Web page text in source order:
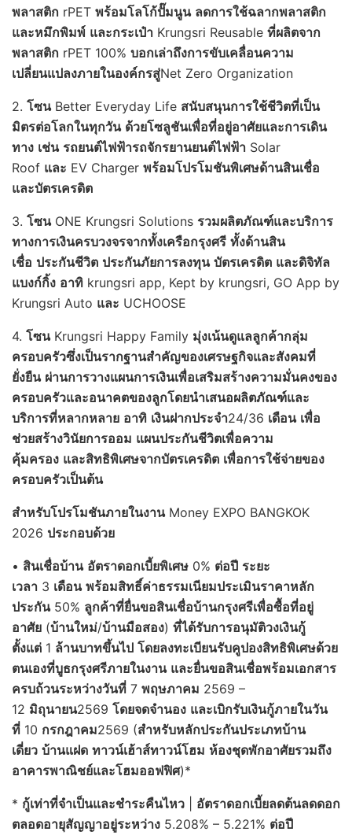
พลาสติก rPET พร้อมโลโก้ปั๊มนูน ลดการใช้ฉลากพลาสติก
และหมึกพิมพ์ และกระเป๋า Krungsri Reusable ที่ผลิตจาก
พลาสติก rPET 100% บอกเล่าถึงการขับเคลื่อนความ
เปลี่ยนแปลงภายในองค์กรสู่Net Zero Organization
2. โซนBetter Everyday Life สนับสนุนการใช้ชีวิตที่เป็น
มิตรต่อโลกในทุกวัน ด้วยโซลูชันเพื่อที่อยู่อาศัยและการเดิน
ทาง เช่น รถยนต์ไฟฟ้ารถจักรยานยนต์ไฟฟ้า Solar
Roof และ EV Charger พร้อมโปรโมชันพิเศษด้านสินเชื่อ
และบัตรเครดิต
3. โซนONE Krungsri Solutions รวมผลิตภัณฑ์และบริการ
ทางการเงินครบวงจรจากทั้งเครือกรุงศรี ทั้งด้านสิน
เชื่อ ประกันชีวิต ประกันภัยการลงทุน บัตรเครดิต และดิจิทัล
แบงก์กิ้ง อาทิ krungsri app, Kept by krungsri, GO App by
Krungsri Auto และ UCHOOSE
4. โซนKrungsri Happy Family มุ่งเน้นดูแลลูกค้ากลุ่ม
ครอบครัวซึ่งเป็นรากฐานสำคัญของเศรษฐกิจและสังคมที่
ยั่งยืน ผ่านการวางแผนการเงินเพื่อเสริมสร้างความมั่นคงของ
ครอบครัวและอนาคตของลูกโดยนำเสนอผลิตภัณฑ์และ
บริการที่หลากหลาย อาทิ เงินฝากประจำ24/36 เดือน เพื่อ
ช่วยสร้างวินัยการออม แผนประกันชีวิตเพื่อความ
คุ้มครอง และสิทธิพิเศษจากบัตรเครดิต เพื่อการใช้จ่ายของ
ครอบครัวเป็นต้น
สำหรับโปรโมชันภายในงานMoney EXPO BANGKOK
2026 ประกอบด้วย
• สินเชื่อบ้าน อัตราดอกเบี้ยพิเศษ 0% ต่อปี ระยะ
เวลา 3 เดือน พร้อมสิทธิ์ค่าธรรมเนียมประเมินราคาหลัก
ประกัน50% ลูกค้าที่ยื่นขอสินเชื่อบ้านกรุงศรีเพื่อซื้อที่อยู่
อาศัย (บ้านใหม่/บ้านมือสอง) ที่ได้รับการอนุมัติวงเงินกู้
ตั้งแต่ 1 ล้านบาทขึ้นไป โดยลงทะเบียนรับคูปองสิทธิพิเศษด้วย
ตนเองที่บูธกรุงศรีภายในงาน และยื่นขอสินเชื่อพร้อมเอกสาร
ครบถ้วนระหว่างวันที่ 7 พฤษภาคม 2569 –
12 มิถุนายน2569 โดยจดจำนอง และเบิกรับเงินกู้ภายในวัน
ที่ 10 กรกฎาคม2569 (สำหรับหลักประกันประเภทบ้าน
เดี่ยว บ้านแฝด ทาวน์เฮ้าส์ทาวน์โฮม ห้องชุดพักอาศัยรวมถึง
อาคารพาณิชย์และโฮมออฟฟิศ)*
* กู้เท่าที่จำเป็นและชำระคืนไหว
อัตราดอกเบี้ยลดต้นลดดอก
ตลอดอายุสัญญาอยู่ระหว่าง 5.208% – 5.221% ต่อปี